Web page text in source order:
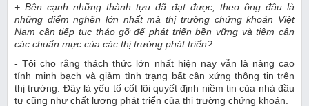
+ Bên cạnh những thành tựu đã đạt được, theo ông đâu là
những điểm nghẽn lớn nhất mà thị trường chứng khoán Việt
Nam cần tiếp tục tháo gỡ để phát triển bền vững và tiệm cận
các chuẩn mực của các thị trường phát triển?
- Tôi cho rằng thách thức lớn nhất hiện nay vẫn là nâng cao
tính minh bạch và giảm tình trạng bất cân xứng thông tin trên
thị trường. Đây là yếu tố cốt lõi quyết định niềm tin của nhà đầu
tư cũng như chất lượng phát triển của thị trường chứng khoán.